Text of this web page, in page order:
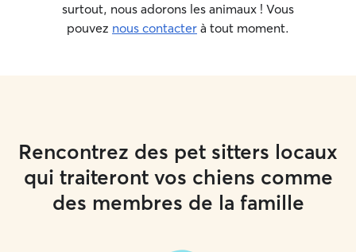
surtout, nous adorons les animaux ! Vous
pouvez nous contacter à tout moment.
Rencontrez des pet sitters locaux
qui traiteront vos chiens comme
des membres de la famille